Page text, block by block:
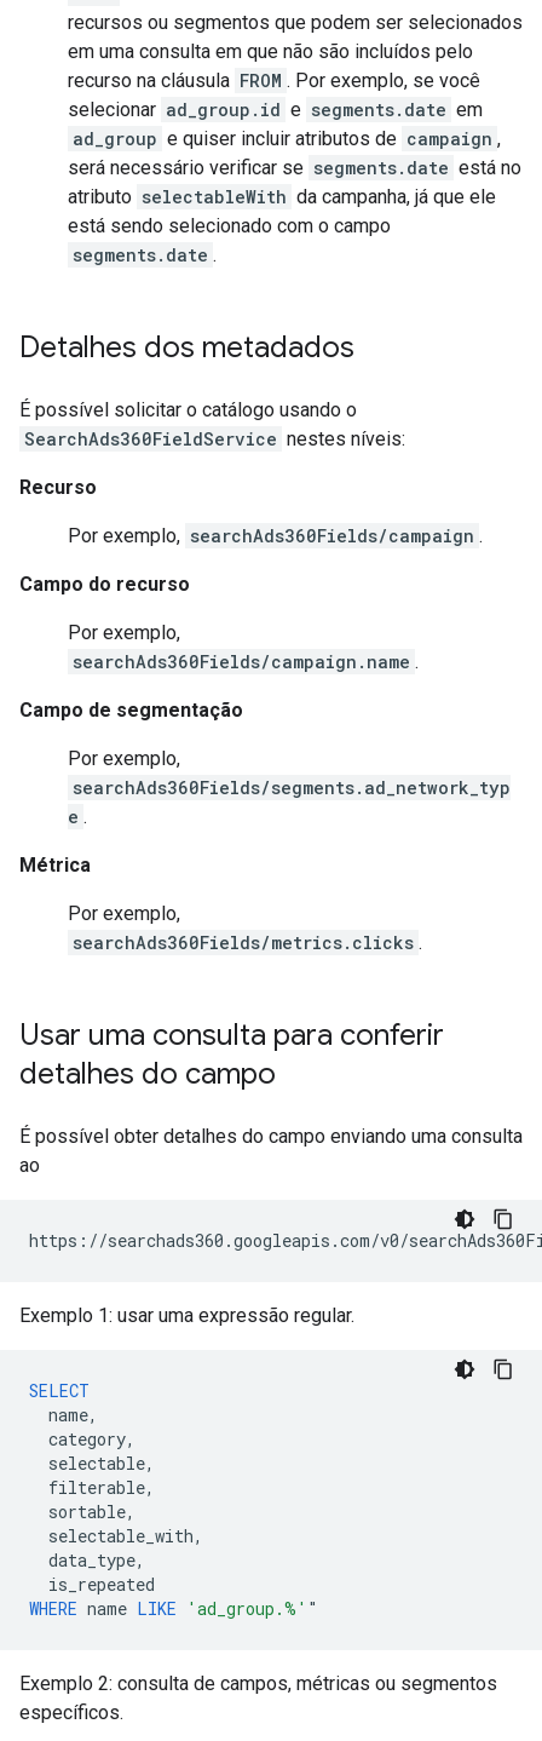
recursos ou segmentos que podem ser selecionados
em uma consulta em que não são incluídos pelo
recurso na cláusula FROM . Por exemplo, se você
selecionar ad_group.id e segments.date em
ad_group e quiser incluir atributos de campaign ,
será necessário verificar se segments.date está no
atributo selectableWith da campanha, já que ele
está sendo selecionado com o campo
segments.date .
Detalhes dos metadados
É possível solicitar o catálogo usando o
SearchAds360FieldService nestes níveis:
Recurso
Por exemplo, searchAds360Fields/campaign .
Campo do recurso
Por exemplo,
searchAds360Fields/campaign.name .
Campo de segmentação
Por exemplo,
searchAds360Fields/segments.ad_network_typ
e .
Métrica
Por exemplo,
searchAds360Fields/metrics.clicks .
Usar uma consulta para conferir
detalhes do campo
É possível obter detalhes do campo enviando uma consulta
ao
Exemplo 1: usar uma expressão regular.
SELECT
name,
category,
selectable,
filterable,
sortable,
selectable_with,
data_type,
is_repeated
WHERE name LIKE 'ad_group.%' "
Exemplo 2: consulta de campos, métricas ou segmentos
específicos.